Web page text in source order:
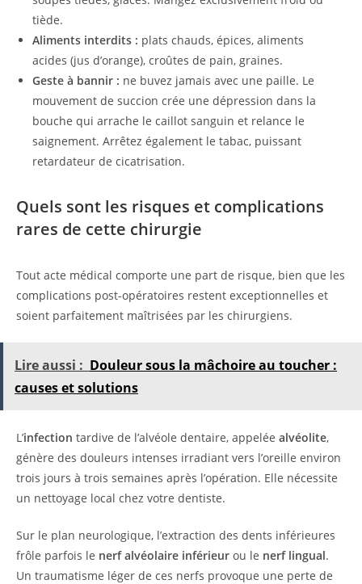
tiède.
Aliments interdits : plats chauds, épices, aliments
acides (jus d’orange), croûtes de pain, graines.
Geste à bannir : ne buvez jamais avec une paille. Le
mouvement de succion crée une dépression dans la
bouche qui arrache le caillot sanguin et relance le
saignement. Arrêtez également le tabac, puissant
retardateur de cicatrisation.
Quels sont les risques et complications
rares de cette chirurgie
Tout acte médical comporte une part de risque, bien que les
complications post-opératoires restent exceptionnelles et
soient parfaitement maîtrisées par les chirurgiens.
Lire aussi : Douleur sous la mâchoire au toucher :
causes et solutions
L’infection tardive de l’alvéole dentaire, appelée alvéolite,
génère des douleurs intenses irradiant vers l’oreille environ
trois jours à trois semaines après l’opération. Elle nécessite
un nettoyage local chez votre dentiste.
Sur le plan neurologique, l’extraction des dents inférieures
frôle parfois le nerf alvéolaire inférieur ou le nerf lingual.
Un traumatisme léger de ces nerfs provoque une perte de